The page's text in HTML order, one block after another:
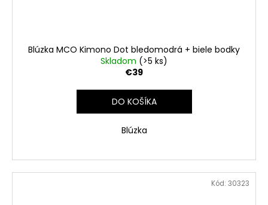
Blúzka MCO Kimono Dot bledomodrá + biele bodky
Skladom (>5 ks)
€39
DO KOŠÍKA
Blúzka
Kód: 30323